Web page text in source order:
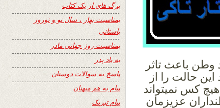
وطن باعث تاثر
حالت را از
کس نمیتواند
عزیزمان
برگ های از یک کتاب
بمناسبت بهار ، سال نو و نوروز
باستانی
بمناسبت روز جهانی مادر
به یاد پدر
پاسخ به سوالات دوستان
پیام به هم میهنان
پیام تبریک